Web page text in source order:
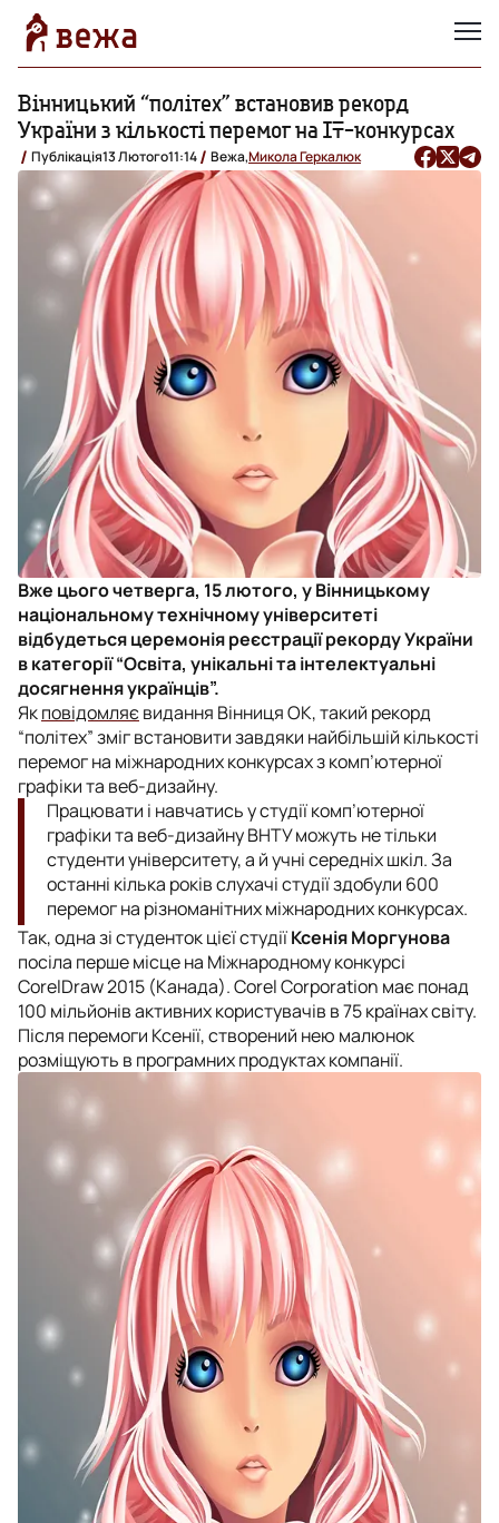
Вінницький “політех” встановив рекорд
України з кількості перемог на IT-конкурсах
Публікація13 Лютого11:14 Вежа,Микола Геркалюк
Вже цього четверга, 15 лютого, у Вінницькому
національному технічному університеті
відбудеться церемонія реєстрації рекорду України
в категорії “Освіта, унікальні та інтелектуальні
досягнення українців”.
Якповідомляєвидання Вінниця ОК, такий рекорд
“політех” зміг встановити завдяки найбільшій кількості
перемог на міжнародних конкурсах з комп’ютерної
графіки та веб-дизайну.
Працювати і навчатись у студії комп’ютерної
графіки та веб-дизайну ВНТУ можуть не тільки
студенти університету, а й учні середніх шкіл. За
останні кілька років слухачі студії здобули 600
перемог на різноманітних міжнародних конкурсах.
Так, одна зі студенток цієї студіїКсенія Моргунова
посіла перше місце на Міжнародному конкурсі
CorelDraw 2015 (Канада). Corel Corporation має понад
100 мільйонів активних користувачів в 75 країнах світу.
Після перемоги Ксенії, створений нею малюнок
розміщують в програмних продуктах компанії.